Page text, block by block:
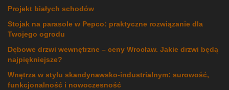
Projekt białych schodów
Stojak na parasole w Pepco: praktyczne rozwiązanie dla
Twojego ogrodu
Dębowe drzwi wewnętrzne – ceny Wrocław. Jakie drzwi będą
najpiękniejsze?
Wnętrza w stylu skandynawsko-industrialnym: surowość,
funkcjonalność i nowoczesność